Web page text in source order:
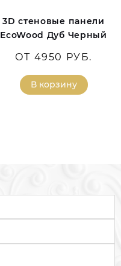
3D стеновые панели
EcoWood Дуб Черный
ОТ 4950 РУБ.
В корзину